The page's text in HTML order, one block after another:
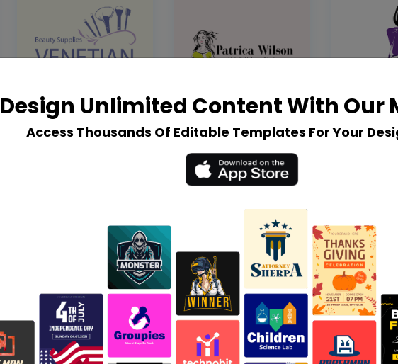
Design Unlimited Content With Our
Access Thousands Of Editable Templates For Your